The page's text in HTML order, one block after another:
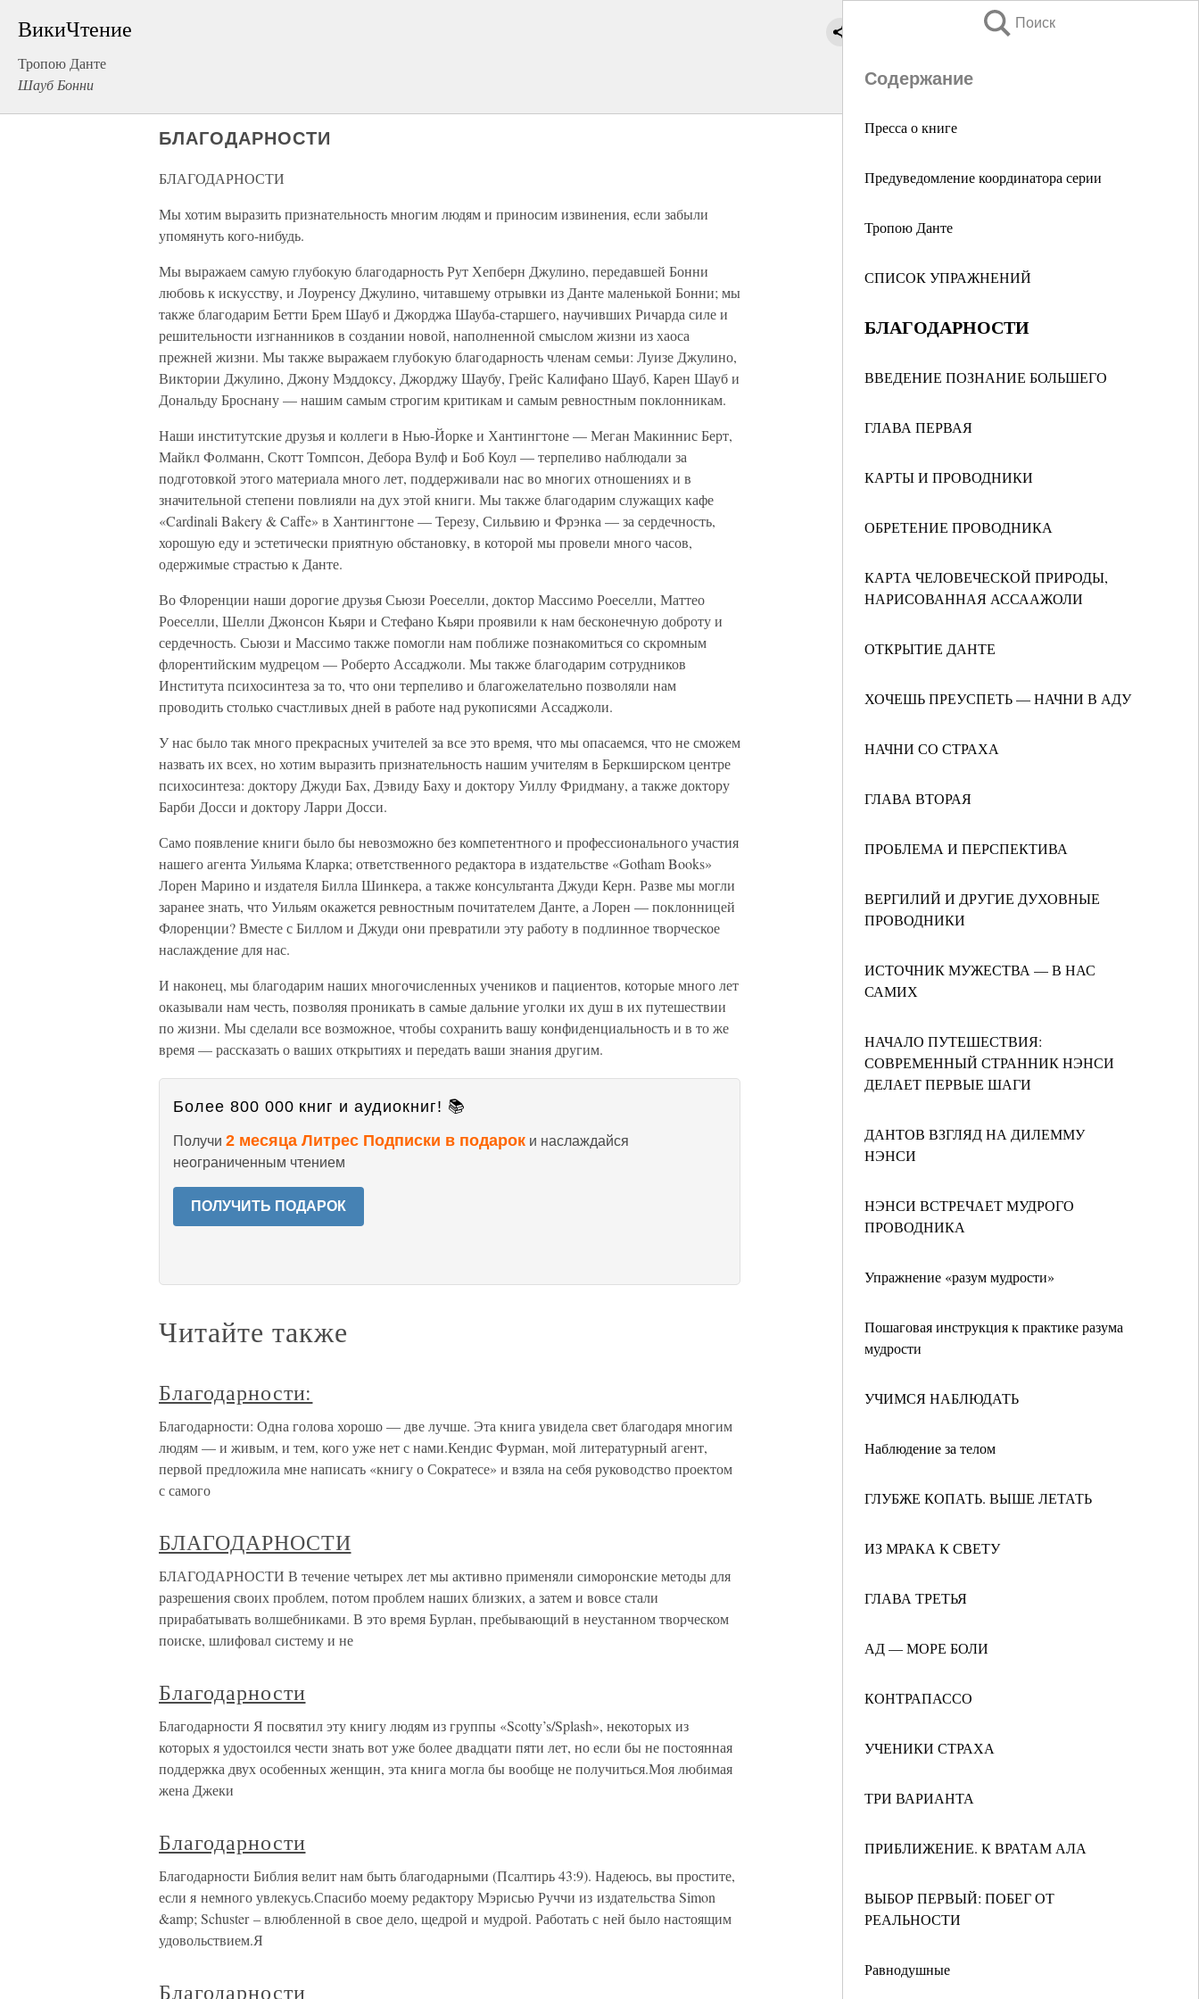
ВикиЧтение
Тропою Данте
Шауб Бонни
Поиск
Содержание
Пресса о книге
Предуведомление координатора серии
Тропою Данте
СПИСОК УПРАЖНЕНИЙ
БЛАГОДАРНОСТИ
ВВЕДЕНИЕ ПОЗНАНИЕ БОЛЬШЕГО
ГЛАВА ПЕРВАЯ
КАРТЫ И ПРОВОДНИКИ
ОБРЕТЕНИЕ ПРОВОДНИКА
КАРТА ЧЕЛОВЕЧЕСКОЙ ПРИРОДЫ,
НАРИСОВАННАЯ АССААЖОЛИ
ОТКРЫТИЕ ДАНТЕ
ХОЧЕШЬ ПРЕУСПЕТЬ — НАЧНИ В АДУ
НАЧНИ СО СТРАХА
ГЛАВА ВТОРАЯ
ПРОБЛЕМА И ПЕРСПЕКТИВА
ВЕРГИЛИЙ И ДРУГИЕ ДУХОВНЫЕ
ПРОВОДНИКИ
ИСТОЧНИК МУЖЕСТВА — В НАС
САМИХ
НАЧАЛО ПУТЕШЕСТВИЯ:
СОВРЕМЕННЫЙ СТРАННИК НЭНСИ
ДЕЛАЕТ ПЕРВЫЕ ШАГИ
ДАНТОВ ВЗГЛЯД НА ДИЛЕММУ
НЭНСИ
НЭНСИ ВСТРЕЧАЕТ МУДРОГО
ПРОВОДНИКА
Упражнение «разум мудрости»
Пошаговая инструкция к практике разума
мудрости
УЧИМСЯ НАБЛЮДАТЬ
Наблюдение за телом
ГЛУБЖЕ КОПАТЬ. ВЫШЕ ЛЕТАТЬ
ИЗ МРАКА К СВЕТУ
ГЛАВА ТРЕТЬЯ
АД — МОРЕ БОЛИ
КОНТРАПАССО
УЧЕНИКИ СТРАХА
ТРИ ВАРИАНТА
ПРИБЛИЖЕНИЕ. К ВРАТАМ АЛА
ВЫБОР ПЕРВЫЙ: ПОБЕГ ОТ
РЕАЛЬНОСТИ
Равнодушные
БЛАГОДАРНОСТИ
БЛАГОДАРНОСТИ
Мы хотим выразить признательность многим людям и приносим извинения, если забыли
упомянуть кого-нибудь.
Мы выражаем самую глубокую благодарность Рут Хепберн Джулино, передавшей Бонни
любовь к искусству, и Лоуренсу Джулино, читавшему отрывки из Данте маленькой Бонни; мы
также благодарим Бетти Брем Шауб и Джорджа Шауба-старшего, научивших Ричарда силе и
решительности изгнанников в создании новой, наполненной смыслом жизни из хаоса
прежней жизни. Мы также выражаем глубокую благодарность членам семьи: Луизе Джулино,
Виктории Джулино, Джону Мэддоксу, Джорджу Шаубу, Грейс Калифано Шауб, Карен Шауб и
Дональду Броснану — нашим самым строгим критикам и самым ревностным поклонникам.
Наши институтские друзья и коллеги в Нью-Йорке и Хантингтоне — Меган Макиннис Берт,
Майкл Фолманн, Скотт Томпсон, Дебора Вулф и Боб Коул — терпеливо наблюдали за
подготовкой этого материала много лет, поддерживали нас во многих отношениях и в
значительной степени повлияли на дух этой книги. Мы также благодарим служащих кафе
«Cardinali Bakery & Caffe» в Хантингтоне — Терезу, Сильвию и Фрэнка — за сердечность,
хорошую еду и эстетически приятную обстановку, в которой мы провели много часов,
одержимые страстью к Данте.
Во Флоренции наши дорогие друзья Сьюзи Роеселли, доктор Массимо Роеселли, Маттео
Роеселли, Шелли Джонсон Кьяри и Стефано Кьяри проявили к нам бесконечную доброту и
сердечность. Сьюзи и Массимо также помогли нам поближе познакомиться со скромным
флорентийским мудрецом — Роберто Ассаджоли. Мы также благодарим сотрудников
Института психосинтеза за то, что они терпеливо и благожелательно позволяли нам
проводить столько счастливых дней в работе над рукописями Ассаджоли.
У нас было так много прекрасных учителей за все это время, что мы опасаемся, что не сможем
назвать их всех, но хотим выразить признательность нашим учителям в Беркширском центре
психосинтеза: доктору Джуди Бах, Дэвиду Баху и доктору Уиллу Фридману, а также доктору
Барби Досси и доктору Ларри Досси.
Само появление книги было бы невозможно без компетентного и профессионального участия
нашего агента Уильяма Кларка; ответственного редактора в издательстве «Gotham Books»
Лорен Марино и издателя Билла Шинкера, а также консультанта Джуди Керн. Разве мы могли
заранее знать, что Уильям окажется ревностным почитателем Данте, а Лорен — поклонницей
Флоренции? Вместе с Биллом и Джуди они превратили эту работу в подлинное творческое
наслаждение для нас.
И наконец, мы благодарим наших многочисленных учеников и пациентов, которые много лет
оказывали нам честь, позволяя проникать в самые дальние уголки их душ в их путешествии
по жизни. Мы сделали все возможное, чтобы сохранить вашу конфиденциальность и в то же
время — рассказать о ваших открытиях и передать ваши знания другим.
Более 800 000 книг и аудиокниг! 📚
Получи 2 месяца Литрес Подписки в подарок и наслаждайся
неограниченным чтением
ПОЛУЧИТЬ ПОДАРОК
Читайте также
Благодарности:
Благодарности: Одна голова хорошо — две лучше. Эта книга увидела свет благодаря многим
людям — и живым, и тем, кого уже нет с нами.Кендис Фурман, мой литературный агент,
первой предложила мне написать «книгу о Сократесе» и взяла на себя руководство проектом
с самого
БЛАГОДАРНОСТИ
БЛАГОДАРНОСТИ В течение четырех лет мы активно применяли симоронские методы для
разрешения своих проблем, потом проблем наших близких, а затем и вовсе стали
прирабатывать волшебниками. В это время Бурлан, пребывающий в неустанном творческом
поиске, шлифовал систему и не
Благодарности
Благодарности Я посвятил эту книгу людям из группы «Scotty’s/Splash», некоторых из
которых я удостоился чести знать вот уже более двадцати пяти лет, но если бы не постоянная
поддержка двух особенных женщин, эта книга могла бы вообще не получиться.Моя любимая
жена Джеки
Благодарности
Благодарности Библия велит нам быть благодарными (Псалтирь 43:9). Надеюсь, вы простите,
если я немного увлекусь.Спасибо моему редактору Мэрисью Руччи из издательства Simon
&amp; Schuster – влюбленной в свое дело, щедрой и мудрой. Работать с ней было настоящим
удовольствием.Я
Благодарности